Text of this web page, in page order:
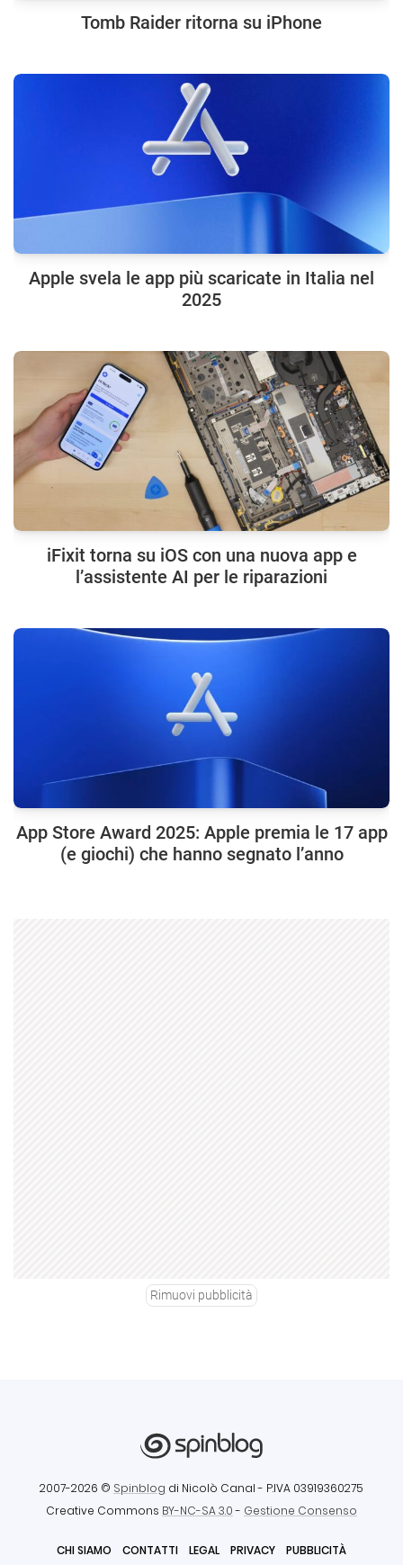
Tomb Raider ritorna su iPhone
Apple svela le app più scaricate in Italia nel
2025
iFixit torna su iOS con una nuova app e
l’assistente AI per le riparazioni
App Store Award 2025: Apple premia le 17 app
(e giochi) che hanno segnato l’anno
Rimuovi pubblicità
2007-2026 © Spinblog di Nicolò Canal - P.IVA 03919360275
Creative Commons BY-NC-SA 3.0- Gestione Consenso
CHI SIAMO CONTATTI LEGAL PRIVACY PUBBLICITÀ